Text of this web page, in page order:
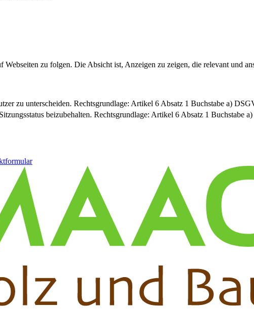
zu folgen. Die Absicht ist, Anzeigen zu zeigen, die relevant und
zu unterscheiden. Rechtsgrundlage: Artikel 6 Absatz 1 Buchstabe a)
beizubehalten. Rechtsgrundlage: Artikel 6 Absatz 1 Buchstabe